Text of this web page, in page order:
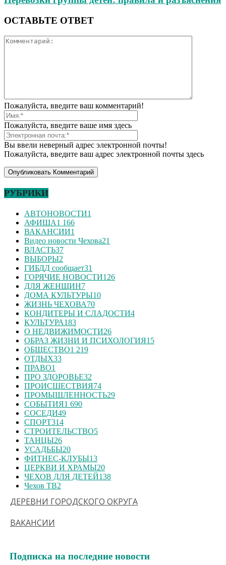
ОСТАВЬТЕ ОТВЕТ
Пожалуйста, введите ваш комментарий!
Пожалуйста, введите ваше имя здесь
Вы ввели неверный адрес электронной почты!
Пожалуйста, введите ваш адрес электронной почты здесь
РУБРИКИ
АВТОНОВОСТИ1
АФИША1 166
ВАКАНСИИ1
Видео новости Чехова21
ВЛАСТЬ37
ВЫБОРЫ2
ГИБДД сообщает31
ГОРЯЧИЕ НОВОСТИ126
ДЛЯ ЖЕНЩИН7
ДОМА КУЛЬТУРЫ10
ЖИЗНЬ ЧЕХОВА70
КОНДИТЕРЫ И СЛАДОСТИ4
КУЛЬТУРА183
О НЕДВИЖИМОСТИ26
ОБРАЗ ЖИЗНИ И ПСИХОЛОГИЯ15
ОБЩЕСТВО1 219
ОТДЫХ33
ПРАВО1
ПРО ЗДОРОВЬЕ32
ПРОИСШЕСТВИЯ74
ПРОМЫШЛЕННОСТЬ29
СОБЫТИЯ1 690
СОСЕДИ49
СПОРТ314
СТРОИТЕЛЬСТВО5
ТАНЦЫ26
УСАДЬБЫ20
ФИТНЕС-КЛУБЫ13
ЦЕРКВИ И ХРАМЫ20
ЧЕХОВ ДЛЯ ДЕТЕЙ138
Чехов ТВ2
ДЕРЕВНИ ГОРОДСКОГО ОКРУГА
ВАКАНСИИ
Подписка на последние новости